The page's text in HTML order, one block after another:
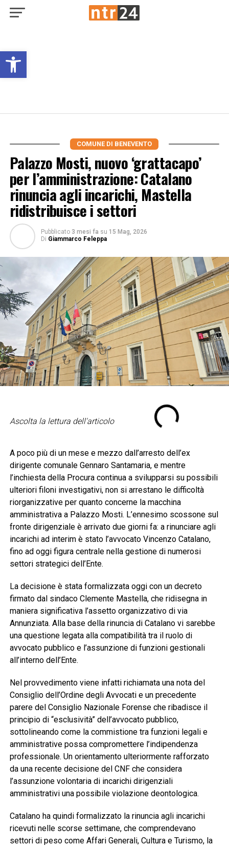
Open toolbar
COMUNE DI BENEVENTO
Palazzo Mosti, nuovo ‘grattacapo’
per l’amministrazione: Catalano
rinuncia agli incarichi, Mastella
ridistribuisce i settori
Pubblicato 3 mesi fa su 15 Mag, 2026
Di Giammarco Feleppa
Ascolta la lettura dell'articolo
A poco più di un mese e mezzo dall’arresto dell’ex
dirigente comunale Gennaro Santamaria, e mentre
l’inchiesta della Procura continua a svilupparsi su possibili
ulteriori filoni investigativi, non si arrestano le difficoltà
riorganizzative per quanto concerne la macchina
amministrativa a Palazzo Mosti. L’ennesimo scossone sul
fronte dirigenziale è arrivato due giorni fa: a rinunciare agli
incarichi ad interim è stato l’avvocato Vincenzo Catalano,
fino ad oggi figura centrale nella gestione di numerosi
settori strategici dell’Ente.
La decisione è stata formalizzata oggi con un decreto
firmato dal sindaco Clemente Mastella, che ridisegna in
maniera significativa l’assetto organizzativo di via
Annunziata. Alla base della rinuncia di Catalano vi sarebbe
una questione legata alla compatibilità tra il ruolo di
avvocato pubblico e l’assunzione di funzioni gestionali
all’interno dell’Ente.
Nel provvedimento viene infatti richiamata una nota del
Consiglio dell’Ordine degli Avvocati e un precedente
parere del Consiglio Nazionale Forense che ribadisce il
principio di “esclusività” dell’avvocato pubblico,
sottolineando come la commistione tra funzioni legali e
amministrative possa compromettere l’indipendenza
professionale. Un orientamento ulteriormente rafforzato
da una recente decisione del CNF che considera
l’assunzione volontaria di incarichi dirigenziali
amministrativi una possibile violazione deontologica.
Catalano ha quindi formalizzato la rinuncia agli incarichi
ricevuti nelle scorse settimane, che comprendevano
settori di peso come Affari Generali, Cultura e Turismo, la